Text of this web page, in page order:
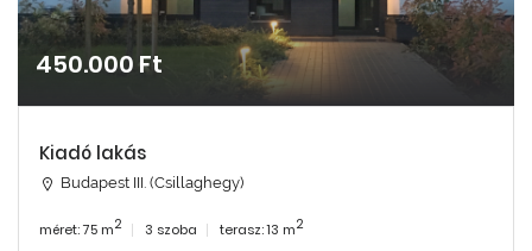
450.000 Ft
Kiadó lakás
Budapest III. (Csillaghegy)
méret: 75 m2 3 szoba terasz: 13 m2